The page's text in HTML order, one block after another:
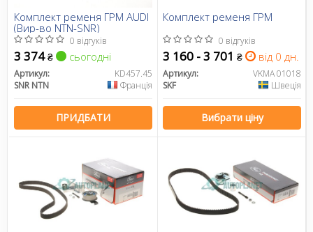
Комплект ременя ГРМ AUDI
(Вир-во NTN-SNR)
0 відгуків
3 374₴ сьогодні
Артикул:
KD457.45
SNR NTN
Франція
ПРИДБАТИ
Комплект ременя ГРМ
0 відгуків
3 160 - 3 701 ₴ від 0 дн.
Артикул:
VKMA 01018
SKF
Швеція
Вибрати ціну